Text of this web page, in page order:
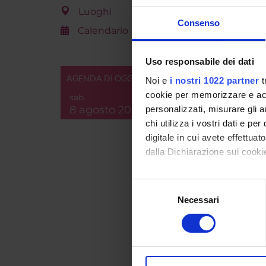
Consenso
Uso responsabile dei dati
Noi e i nostri 1022 partner
cookie per memorizzare e
personalizzati, misurare gli
chi utilizza i vostri dati e per
digitale in cui avete
dalla Dichiarazione sui
Con il tuo consenso,
raccogliere
digitali).
modificare o ritirare il tuo
Necessari
Luoghi
Calendario
AGENDA DI OGGI
sab
8 agosto 2026
Id
Handle
ultima